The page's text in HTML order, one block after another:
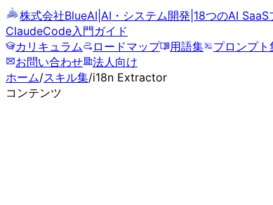
株式会社BlueAI AI・システム開発 18つのAI
ClaudeCode入門ガイド
カリキュラム
ロードマップ 用語集 プロンプト
お問い合わせ
法人向け
ホーム/スキル集/i18n Extractor
コンテンツ